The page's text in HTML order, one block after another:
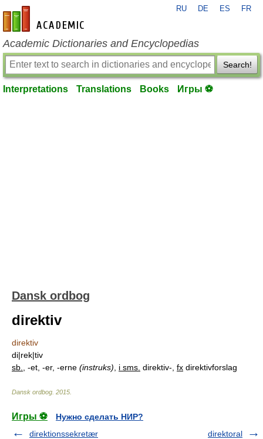
en-academic.com
RU DE ES FR
Academic Dictionaries and Encyclopedias
Search!
Interpretations Translations Books Игры ⚽
Dansk ordbog
direktiv
direktiv
di|rek|tiv
sb.
, -et, -er, -erne (instruks) i sms. direktiv-, fx direktivforslag
Dansk ordbog 2015
Игры ⚽
Нужно сделать НИР?
direktionssekretær
direktoral